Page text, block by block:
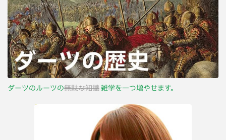
ダーツのルーツの無駄な知識雑学を一つ増やせます。